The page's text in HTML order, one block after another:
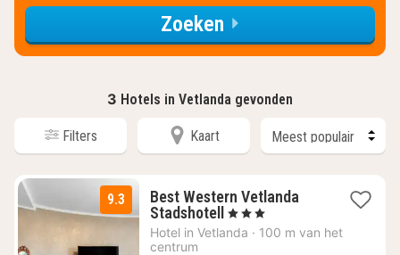
Zoeken
3 Hotels in Vetlanda gevonden
Filters Kaart
9.3
Best Western Vetlanda
Stadshotell 1
nacht
, 3 Sterren
Hotel in Vetlanda · 100 m van het
centrum